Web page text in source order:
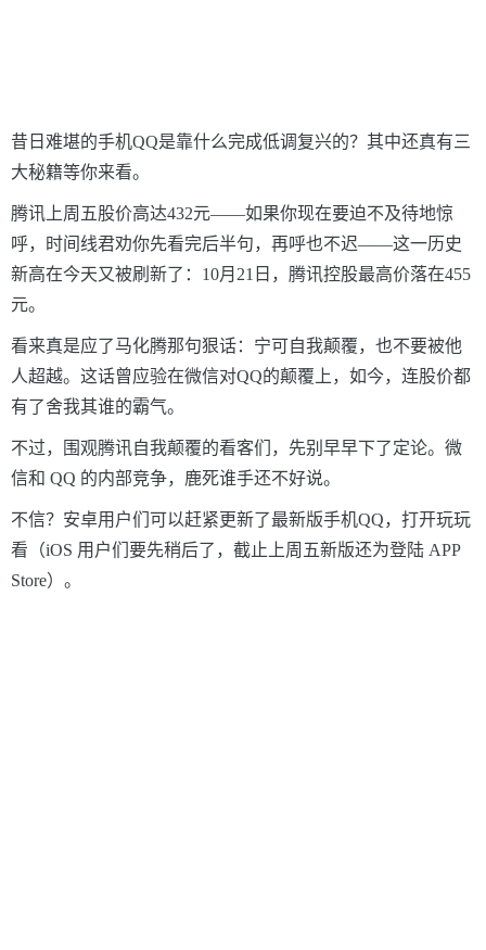
昔日难堪的手机QQ是靠什么完成低调复兴的？其中还真有三
大秘籍等你来看。
腾讯上周五股价高达432元——如果你现在要迫不及待地惊
呼，时间线君劝你先看完后半句，再呼也不迟——这一历史
新高在今天又被刷新了：10月21日，腾讯控股最高价落在455
元。
看来真是应了马化腾那句狠话：宁可自我颠覆，也不要被他
人超越。这话曾应验在微信对QQ的颠覆上，如今，连股价都
有了舍我其谁的霸气。
不过，围观腾讯自我颠覆的看客们，先别早早下了定论。微
信和 QQ 的内部竞争，鹿死谁手还不好说。
不信？安卓用户们可以赶紧更新了最新版手机QQ，打开玩玩
看（iOS 用户们要先稍后了，截止上周五新版还为登陆 APP
Store）。